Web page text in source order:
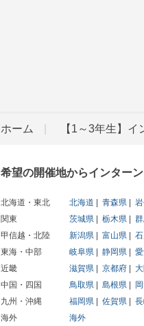
ホーム 【1～3年生】
希望の開催地からインター
北海道・東北 北海道 青森県
関東
茨城県 栃木県
甲信越・北陸
新潟県 富山県
東海・中部
岐阜県 静岡県
近畿
滋賀県 京都府
中国・四国
鳥取県 島根県
九州・沖縄
福岡県 佐賀県
海外
海外